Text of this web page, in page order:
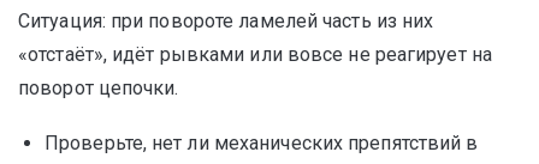
Ситуация: при повороте ламелей часть из них
«отстаёт», идёт рывками или вовсе не реагирует на
поворот цепочки.
Проверьте, нет ли механических препятствий в